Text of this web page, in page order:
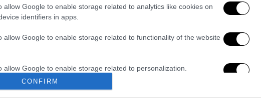
allow Google to enable storage related to analytics like cookies on
identifiers in apps.
allow Google to enable storage related to functionality of the website
allow Google to enable storage related to personalization.
allow Google to enable storage related to security, including
CONFIRM
Του έσκασαν το λάστιχο, τον
30.000 ευρώ